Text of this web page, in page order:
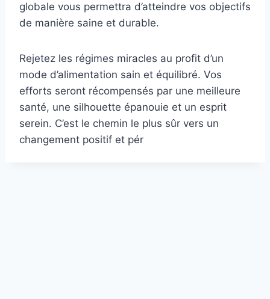
globale vous permettra d’atteindre vos objectifs
de manière saine et durable.
Rejetez les régimes miracles au profit d’un
mode d’alimentation sain et équilibré. Vos
efforts seront récompensés par une meilleure
santé, une silhouette épanouie et un esprit
serein. C’est le chemin le plus sûr vers un
changement positif et pér